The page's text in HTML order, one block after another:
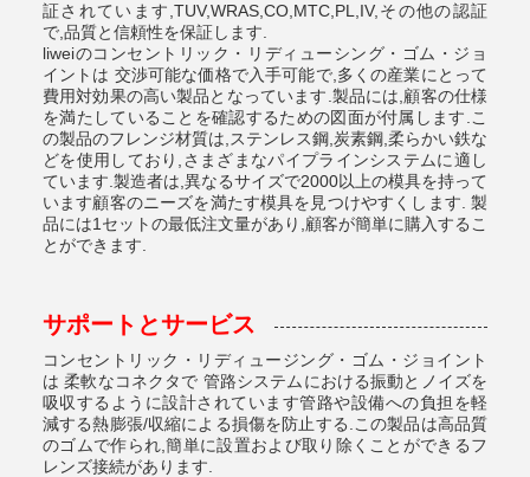
証されています,TUV,WRAS,CO,MTC,PL,IV,その他の認証
で,品質と信頼性を保証します.
liweiのコンセントリック・リディューシング・ゴム・ジョ
イントは 交渉可能な価格で入手可能で,多くの産業にとって
費用対効果の高い製品となっています.製品には,顧客の仕様
を満たしていることを確認するための図面が付属します.こ
の製品のフレンジ材質は,ステンレス鋼,炭素鋼,柔らかい鉄な
どを使用しており,さまざまなパイプラインシステムに適し
ています.製造者は,異なるサイズで2000以上の模具を持って
います顧客のニーズを満たす模具を見つけやすくします. 製
品には1セットの最低注文量があり,顧客が簡単に購入するこ
とができます.
サポートとサービス
コンセントリック・リディュージング・ゴム・ジョイント
は 柔軟なコネクタで 管路システムにおける振動とノイズを
吸収するように設計されています管路や設備への負担を軽
減する熱膨張/収縮による損傷を防止する.この製品は高品質
のゴムで作られ,簡単に設置および取り除くことができるフ
レンズ接続があります.